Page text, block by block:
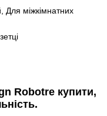
Для міжкімнатних
Robotre купити,